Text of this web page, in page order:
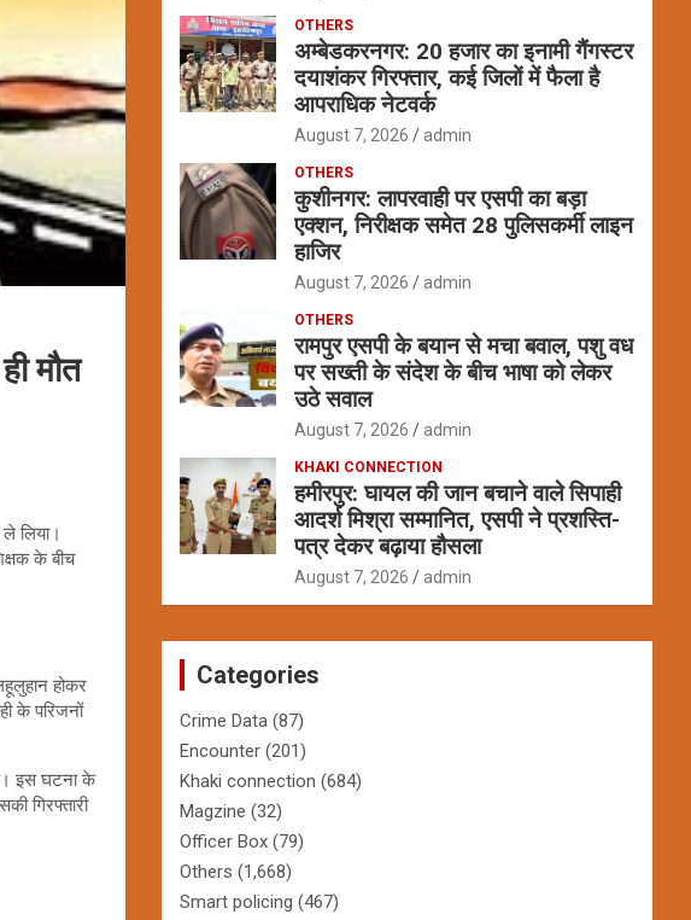
मौत
लिया।
के बीच
होकर
के परिजनों
इस घटना के
गिरफ्तारी
OTHERS
अम्बेडकरनगर: 20 हजार का इनामी गैंगस्टर
दयाशंकर गिरफ्तार, कई जिलों में फैला है
आपराधिक नेटवर्क
August 7, 2026 admin
OTHERS
कुशीनगर: लापरवाही पर एसपी का बड़ा
एक्शन, निरीक्षक समेत 28 पुलिसकर्मी लाइन
हाजिर
August 7, 2026 admin
OTHERS
रामपुर एसपी के बयान से मचा बवाल, पशु वध
पर सख्ती के संदेश के बीच भाषा को लेकर
उठे सवाल
August 7, 2026 admin
KHAKI CONNECTION
हमीरपुर: घायल की जान बचाने वाले सिपाही
आदर्श मिश्रा सम्मानित, एसपी ने प्रशस्ति-
पत्र देकर बढ़ाया हौसला
August 7, 2026 admin
Categories
Crime Data (87)
Encounter (201)
Khaki connection (684)
Magzine (32)
Officer Box (79)
Others (1,668)
Smart policing (467)